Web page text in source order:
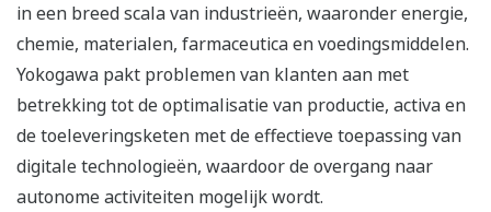
in een breed scala van industrieën, waaronder energie,
chemie, materialen, farmaceutica en voedingsmiddelen.
Yokogawa pakt problemen van klanten aan met
betrekking tot de optimalisatie van productie, activa en
de toeleveringsketen met de effectieve toepassing van
digitale technologieën, waardoor de overgang naar
autonome activiteiten mogelijk wordt.